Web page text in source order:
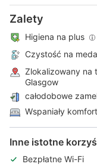
Zalety
Higiena na plus
Czystość na
Zlokalizowany na
Glasgow
całodobowe
Wspaniały
Inne istotne
Bezpłatne Wi-Fi